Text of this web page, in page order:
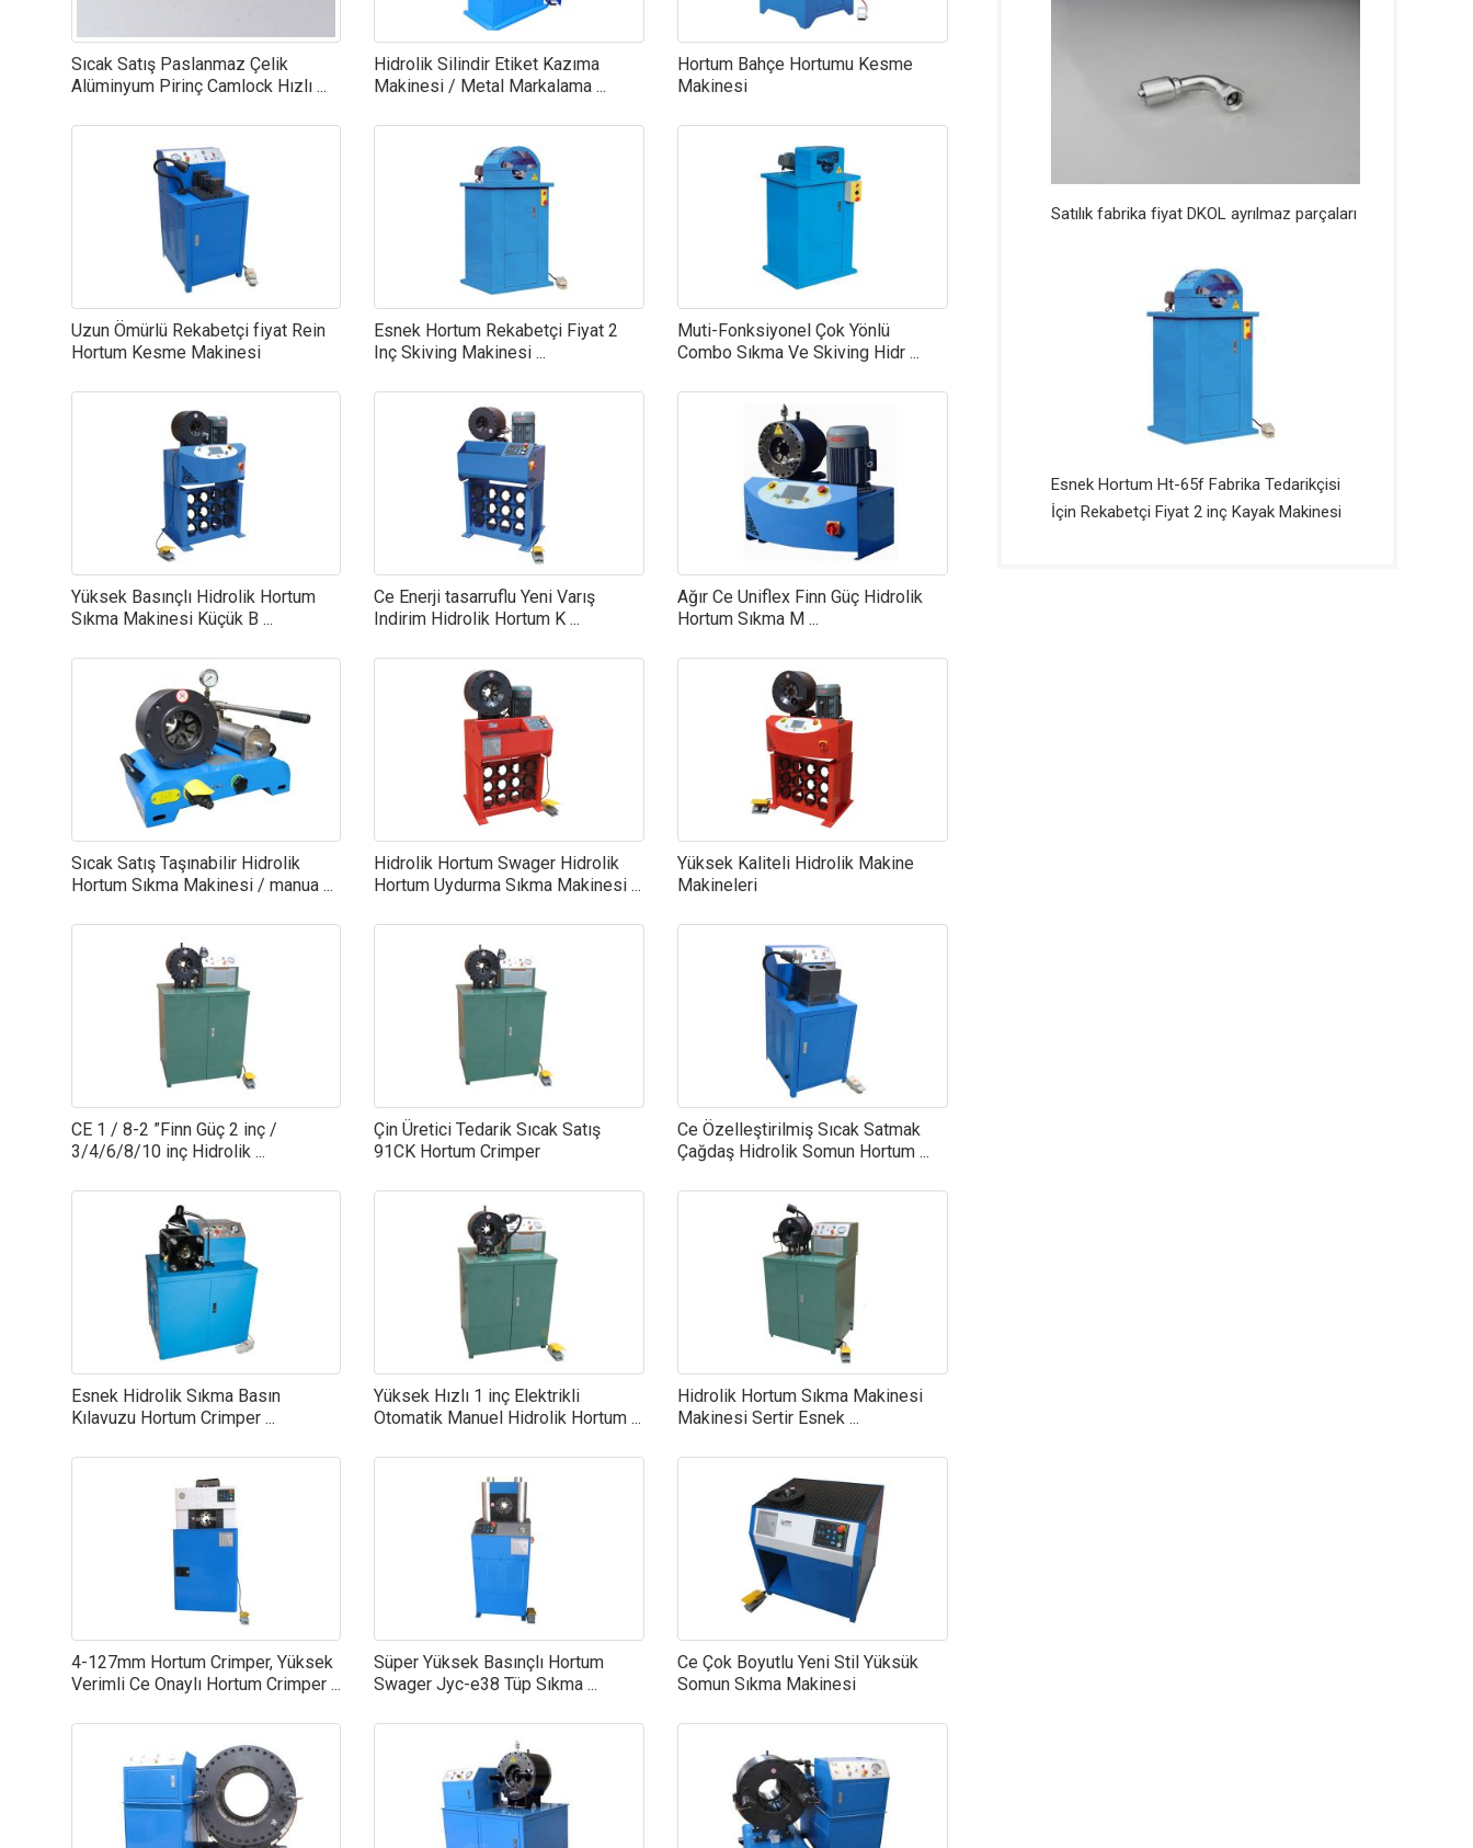
Sıcak Satış Paslanmaz Çelik
Alüminyum Pirinç Camlock Hızlı ...
Hidrolik Silindir Etiket Kazıma
Makinesi / Metal Markalama ...
Hortum Bahçe Hortumu Kesme
Makinesi
Uzun Ömürlü Rekabetçi fiyat Rein
Hortum Kesme Makinesi
Esnek Hortum Rekabetçi Fiyat 2
Inç Skiving Makinesi ...
Muti-Fonksiyonel Çok Yönlü
Combo Sıkma Ve Skiving Hidr ...
Yüksek Basınçlı Hidrolik Hortum
Sıkma Makinesi Küçük B ...
Ce Enerji tasarruflu Yeni Varış
Indirim Hidrolik Hortum K ...
Ağır Ce Uniflex Finn Güç Hidrolik
Hortum Sıkma M ...
Sıcak Satış Taşınabilir Hidrolik
Hortum Sıkma Makinesi / manua ...
Hidrolik Hortum Swager Hidrolik
Hortum Uydurma Sıkma Makinesi ...
Yüksek Kaliteli Hidrolik Makine
Makineleri
CE 1 / 8-2 ”Finn Güç 2 inç /
3/4/6/8/10 inç Hidrolik ...
Çin Üretici Tedarik Sıcak Satış
91CK Hortum Crimper
Ce Özelleştirilmiş Sıcak Satmak
Çağdaş Hidrolik Somun Hortum ...
Esnek Hidrolik Sıkma Basın
Kılavuzu Hortum Crimper ...
Yüksek Hızlı 1 inç Elektrikli
Otomatik Manuel Hidrolik Hortum ...
Hidrolik Hortum Sıkma Makinesi
Makinesi Sertir Esnek ...
4-127mm Hortum Crimper, Yüksek
Verimli Ce Onaylı Hortum Crimper ...
Süper Yüksek Basınçlı Hortum
Swager Jyc-e38 Tüp Sıkma ...
Ce Çok Boyutlu Yeni Stil Yüksük
Somun Sıkma Makinesi
Satılık fabrika fiyat DKOL ayrılmaz parçaları
Esnek Hortum Ht-65f Fabrika Tedarikçisi
İçin Rekabetçi Fiyat 2 inç Kayak Makinesi